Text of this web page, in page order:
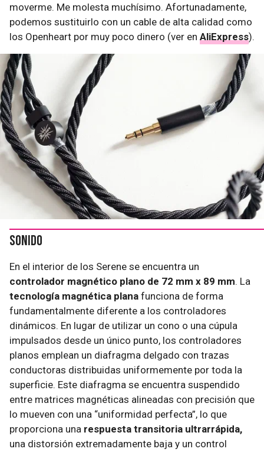
moverme. Me molesta muchísimo. Afortunadamente,
podemos sustituirlo con un cable de alta calidad como
los Openheart por muy poco dinero (ver en AliExpress).
Sonido
En el interior de los Serene se encuentra un
controlador magnético plano de 72 mm x 89 mm. La
tecnología magnética plana funciona de forma
fundamentalmente diferente a los controladores
dinámicos. En lugar de utilizar un cono o una cúpula
impulsados desde un único punto, los controladores
planos emplean un diafragma delgado con trazas
conductoras distribuidas uniformemente por toda la
superficie. Este diafragma se encuentra suspendido
entre matrices magnéticas alineadas con precisión que
lo mueven con una “uniformidad perfecta”, lo que
proporciona una respuesta transitoria ultrarrápida,
una distorsión extremadamente baja y un control